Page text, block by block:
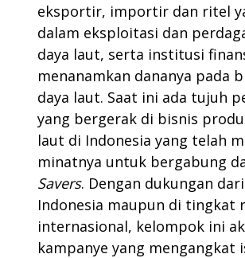
eksportir, importir dan ritel
dalam eksploitasi dan
daya laut, serta institusi
menanamkan dananya pada
daya laut. Saat ini ada tujuh
yang bergerak di bisnis
laut di Indonesia yang telah
minatnya untuk bergabung
Savers. Dengan dukungan
Indonesia maupun di tingkat
internasional, kelompok ini
kampanye yang mengangkat